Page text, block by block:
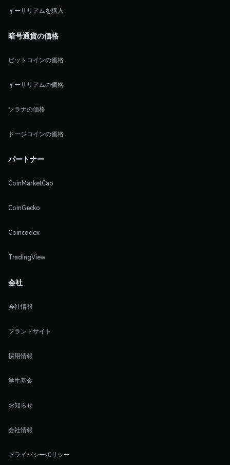
イーサリアムを購入
暗号通貨の価格
ビットコインの価格
イーサリアムの価格
ソラナの価格
ドージコインの価格
パートナー
CoinMarketCap
CoinGecko
Coincodex
TradingView
会社
会社情報
ブランドサイト
採用情報
学生基金
お知らせ
会社情報
プライバシーポリシー